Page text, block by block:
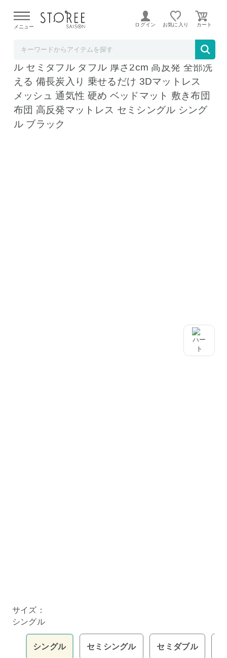
よる配送遅延が発生しております。
メニュー ログイン お気に入り
マットレス 3次元マットレストッパー シング
ル セミダブル ダブル 厚さ2cm 高反発 全部洗
える 備長炭入り 乗せるだけ 3Dマットレス
メッシュ 通気性 硬め ベッドマット 敷き布団
布団 高反発マットレス セミシングル シング
ル ブラック
サイズ：
シングル
シングル セミシングル セミダブル